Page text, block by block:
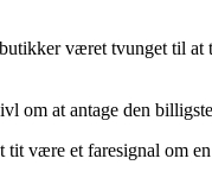
været tvunget til at
om at antage den
tit være et faresignal om